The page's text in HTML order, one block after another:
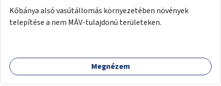
Kőbánya alsó vasútállomás környezetében növények
telepítése a nem MÁV-tulajdonú területeken.
Megnézem